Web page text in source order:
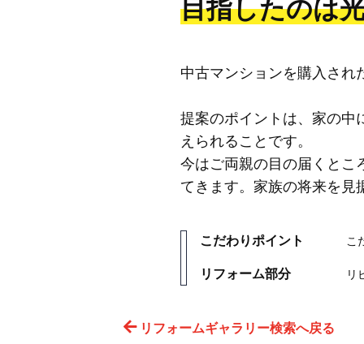
目指したのは
中古マンションを購入され
提案のポイントは、家の中
えられることです。
今はご両親の目の届くとこ
てきます。家族の将来を見
こだわりポイント こ
リフォーム部分 リ
リフォームギャラリー検索へ戻る